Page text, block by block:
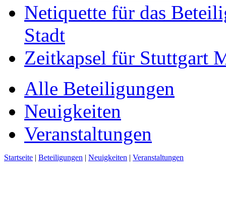
Netiquette für das
Stadt
Zeitkapsel für Stuttgart
Alle Beteiligungen
Neuigkeiten
Veranstaltungen
Startseite | Beteiligungen | Neuigkeiten | Veranstaltungen